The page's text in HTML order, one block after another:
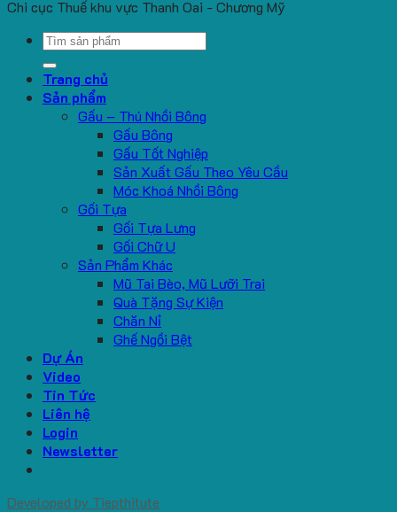
Chi cục Thuế khu vực Thanh Oai - Chương Mỹ
Search
for:
Trang chủ
Sản phẩm
Gấu – Thú Nhồi Bông
Gấu Bông
Gấu Tốt Nghiệp
Sản Xuất Gấu Theo Yêu Cầu
Móc Khoá Nhồi Bông
Gối Tựa
Gối Tựa Lưng
Gối Chữ U
Sản Phẩm Khác
Mũ Tai Bèo, Mũ Lưỡi Trai
Quà Tặng Sự Kiện
Chăn Nỉ
Ghế Ngồi Bệt
Dự Án
Video
Tin Tức
Liên hệ
Login
Newsletter
Developed by Tiepthitute